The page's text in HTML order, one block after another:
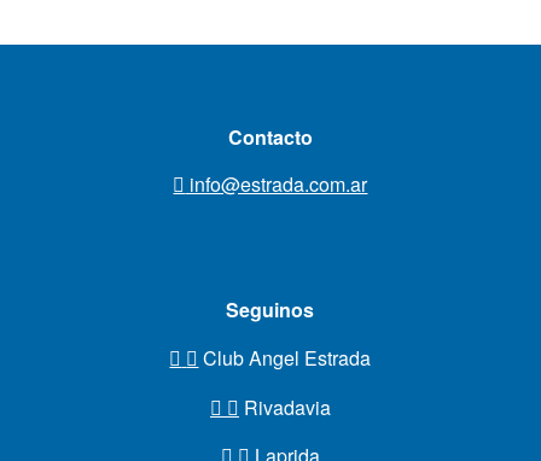
Contacto
info@estrada.com.ar
Seguinos
Club Angel Estrada
Rivadavia